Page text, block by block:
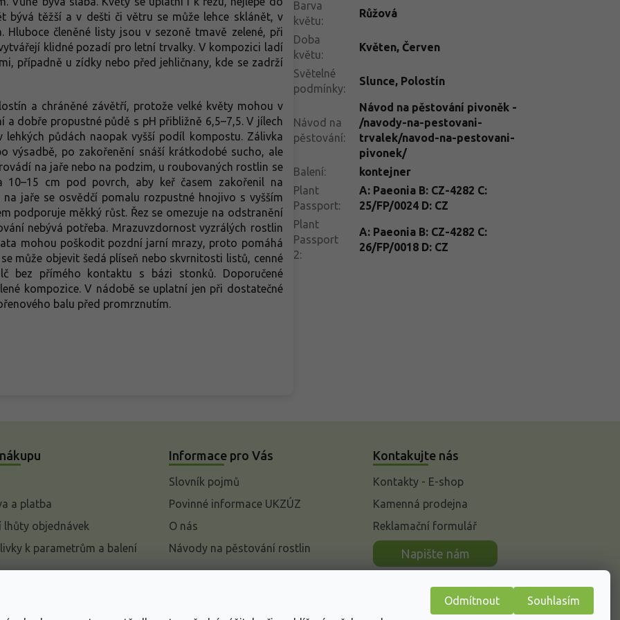
Odmítnout Souhlasím
bývá těžší a v dešti či větru se může lehce sklánět, v
členěné listy jsou v sezoně tmavě zelené, při
klidné pozadí pro letní trvalky. V kompozici ladí
případně u zídky nebo před jehličnany, kde se zadrží
a chráněné závětří, protože velké květy mohou v
a dobře propustné půdě s pH přibližně 6,5–7,5. V jílech
půdách naopak vyšší podíl kompostu. Zálivka
výsadbě, po zakořenění snáší krátkodobé sucho, ale
na jaře nebo na podzim, u roubovaných rostlin se
cm pod povrch, aby keř časem zakořenil na
jaře se osvědčí pomalu rozpustné hnojivo s vyšším
podporuje měkký růst. Řez se omezuje na odstranění
nebývá potřeba. Mrazuvzdornost vyzrálých rostlin
mohou poškodit pozdní jarní mrazy, proto pomáhá
může objevit šedá plíseň nebo skvrnitosti listů, cenné
bez přímého kontaktu s bázi stonků. Doporučené
kompozice. V nádobě se uplatní jen při dostatečné
balu před promrznutím.
Barva
květu:
Růžová
Doba
květu:
Květen, Červen
Světelné
podmínky:
Slunce, Polostín
Návod na
pěstování:
Návod na pěstování pivoněk -
/navody-na-pestovani-
trvalek/navod-na-pestovani-
pivonek/
Balení:
kontejner
Plant
Passport:
A: Paeonia B: CZ-4282 C:
25/FP/0024 D: CZ
Plant
Passport
2:
A: Paeonia B: CZ-4282 C:
26/FP/0018 D: CZ
a platba
lhůty objednávek
k parametrům a balení
Informace pro Vás
Slovník pojmů
Povinné informace UKZÚZ
O nás
Návody na pěstování rostlin
Kontakujte nás
Kontakty - E-shop
Kamenná prodejna
Reklamační formulář
Napište nám